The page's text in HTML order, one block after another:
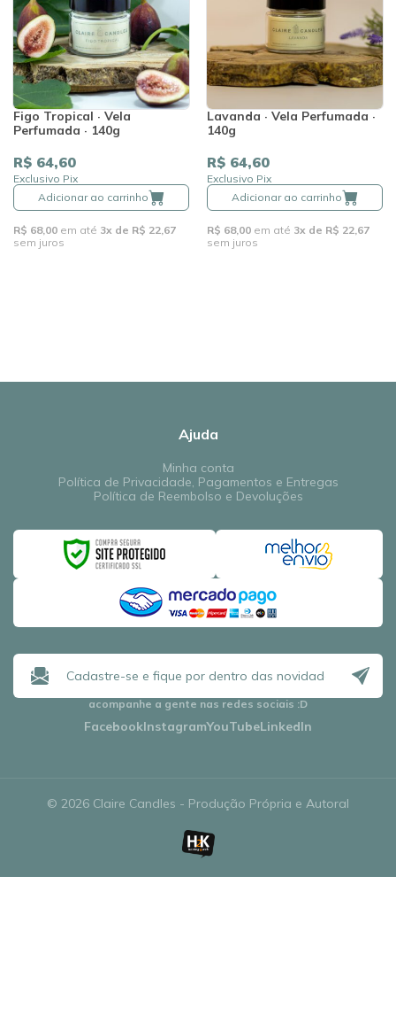
Figo Tropical · Vela
Perfumada · 140g
R$ 64,60
Exclusivo Pix
Adicionar ao carrinho
R$ 68,00 em até 3x de R$ 22,67
sem juros
Lavanda · Vela Perfumada ·
140g
R$ 64,60
Exclusivo Pix
Adicionar ao carrinho
R$ 68,00 em até 3x de R$ 22,67
sem juros
Ajuda
Minha conta
Política de Privacidade, Pagamentos e Entregas
Política de Reembolso e Devoluções
acompanhe a gente nas redes sociais :D
FacebookInstagramYouTubeLinkedIn
© 2026 Claire Candles - Produção Própria e Autoral